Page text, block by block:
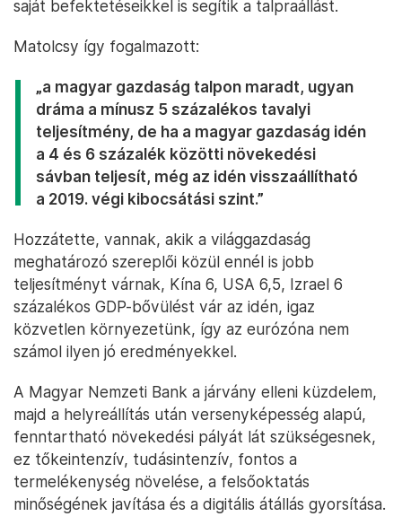
saját befektetéseikkel is segítik a talpraállást.
Matolcsy így fogalmazott:
„a magyar gazdaság talpon maradt, ugyan
dráma a mínusz 5 százalékos tavalyi
teljesítmény, de ha a magyar gazdaság idén
a 4 és 6 százalék közötti növekedési
sávban teljesít, még az idén visszaállítható
a 2019. végi kibocsátási szint.”
Hozzátette, vannak, akik a világgazdaság
meghatározó szereplői közül ennél is jobb
teljesítményt várnak, Kína 6, USA 6,5, Izrael 6
százalékos GDP-bővülést vár az idén, igaz
közvetlen környezetünk, így az eurózóna nem
számol ilyen jó eredményekkel.
A Magyar Nemzeti Bank a járvány elleni küzdelem,
majd a helyreállítás után versenyképesség alapú,
fenntartható növekedési pályát lát szükségesnek,
ez tőkeintenzív, tudásintenzív, fontos a
termelékenység növelése, a felsőoktatás
minőségének javítása és a digitális átállás gyorsítása.